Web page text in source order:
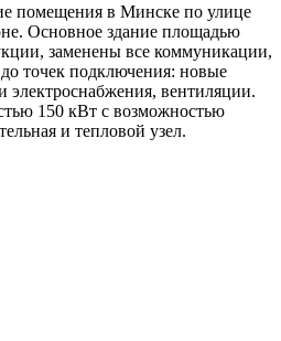
помещения в Минске по улице
Основное здание площадью
заменены все коммуникации,
точек подключения: новые
электроснабжения, вентиляции.
150 кВт с возможностью
и тепловой узел.